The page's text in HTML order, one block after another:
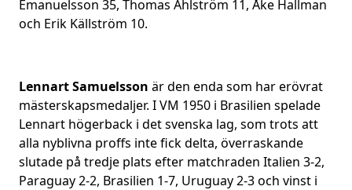
Emanuelsson 35, Thomas Ahlström 11, Åke Hallman
och Erik Källström 10.
Lennart Samuelsson är den enda som har erövrat
mästerskapsmedaljer. I VM 1950 i Brasilien spelade
Lennart högerback i det svenska lag, som trots att
alla nyblivna proffs inte fick delta, överraskande
slutade på tredje plats efter matchraden Italien 3-2,
Paraguay 2-2, Brasilien 1-7, Uruguay 2-3 och vinst i